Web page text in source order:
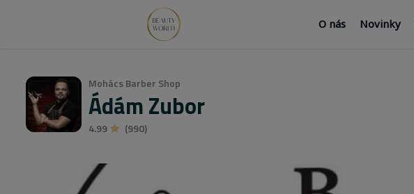
O nás Novinky
Mohács Barber Shop
Ádám Zubor
4.99 (990)